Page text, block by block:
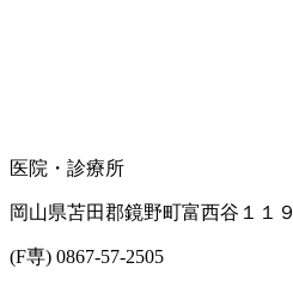
医院・診療所
岡山県苫田郡鏡野町富西谷１１９
(F専) 0867-57-2505